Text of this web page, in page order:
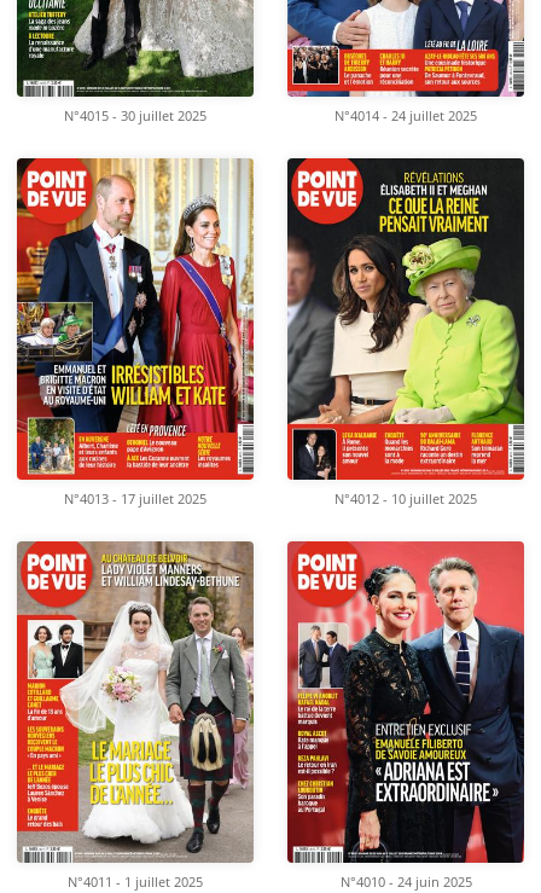
N°4015 - 30 juillet 2025 N°4014 - 24 juillet 2025
N°4013 - 17 juillet 2025 N°4012 - 10 juillet 2025
N°4011 - 1 juillet 2025 N°4010 - 24 juin 2025